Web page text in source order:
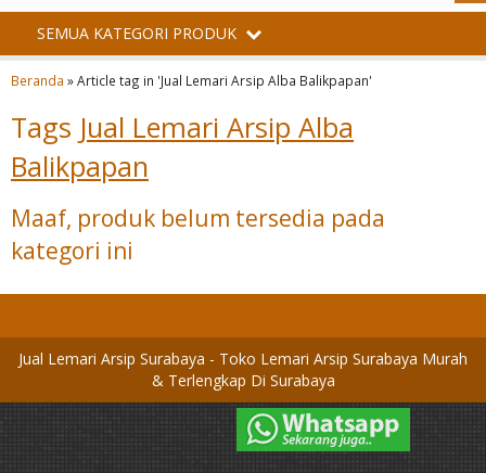
SEMUA KATEGORI PRODUK
Beranda »Article tag in 'Jual Lemari Arsip Alba Balikpapan'
Tags Jual Lemari Arsip Alba
Balikpapan
Maaf, produk belum tersedia pada
kategori ini
Jual Lemari Arsip Surabaya - Toko Lemari Arsip Surabaya Murah
& Terlengkap Di Surabaya